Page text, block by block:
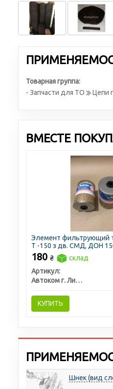
Товарная группа:
- Запчасти для ТО
Цепи
ВМЕСТЕ
Элемент фильтрующий
Т -150 з дв. СМД, ДОН
сквозной (ЛААЗ)
180 ₴
склад
Артикул:
Автоком г. Ливны
КУПИТЬ
Шнек (вид